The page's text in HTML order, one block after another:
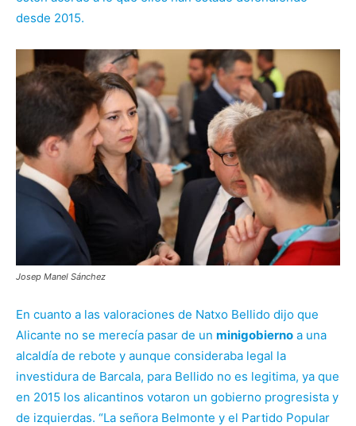
desde 2015.
Josep Manel Sánchez
En cuanto a las valoraciones de Natxo Bellido dijo que
Alicante no se merecía pasar de un minigobierno a una
alcaldía de rebote y aunque consideraba legal la
investidura de Barcala, para Bellido no es legitima, ya que
en 2015 los alicantinos votaron un gobierno progresista y
de izquierdas. “La señora Belmonte y el Partido Popular